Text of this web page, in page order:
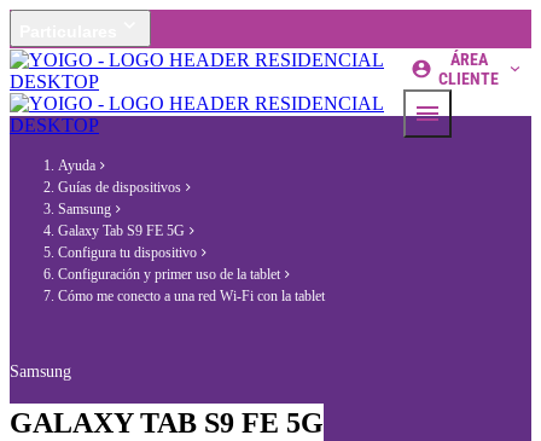
ÁREA
CLIENTE
Ayuda
Guías de dispositivos
Samsung
Galaxy Tab S9 FE 5G
Configura tu dispositivo
Configuración y primer uso de la tablet
Cómo me conecto a una red Wi-Fi con la tablet
Samsung
GALAXY TAB S9 FE 5G